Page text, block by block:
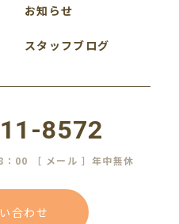
お知らせ
スタッフブログ
8572
：00 ［ メール ］年中無休
合わせ